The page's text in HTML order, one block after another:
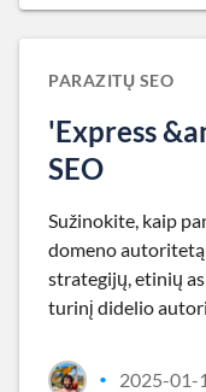
PARAZITŲ SEO
'Express
SEO
Sužinokite, kaip
domeno autoritetą
strategijų, etinių
turinį didelio
• 2025-01-